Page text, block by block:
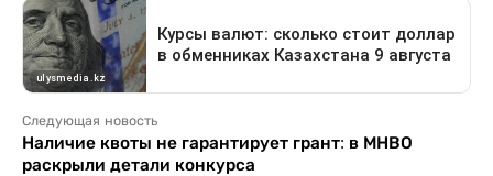
Следующая новость
Наличие квоты не гарантирует грант: в МНВО
раскрыли детали конкурса